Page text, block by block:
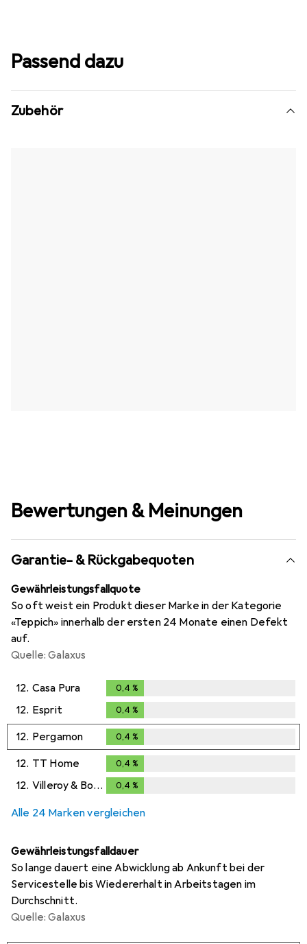
Passend dazu
Zubehör
Bewertungen & Meinungen
Garantie- & Rückgabequoten
Gewährleistungsfallquote
So oft weist ein Produkt dieser Marke in der Kategorie
«Teppich» innerhalb der ersten 24 Monate einen Defekt
auf.
Quelle: Galaxus
12. Casa Pura 0,4 %
12. Esprit 0,4 %
12. Pergamon 0,4 %
12. TT Home 0,4 %
12. Villeroy & Boch 0,4 %
Alle 24 Marken vergleichen
Gewährleistungsfalldauer
So lange dauert eine Abwicklung ab Ankunft bei der
Servicestelle bis Wiedererhalt in Arbeitstagen im
Durchschnitt.
Quelle: Galaxus